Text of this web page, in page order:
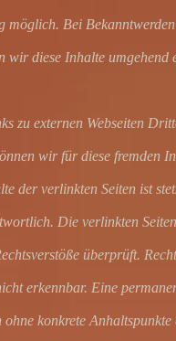
möglich. Bei
wir diese Inhalte umgehend
zu externen Webseiten
wir für diese fremden
der verlinkten Seiten ist
Die verlinkten
überprüft.
erkennbar. Eine
konkrete